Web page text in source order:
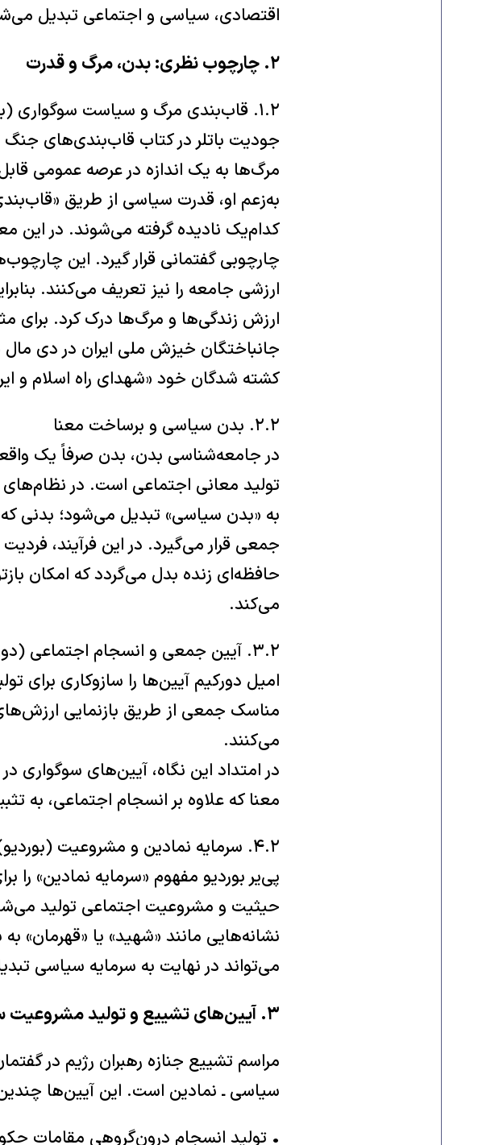
اقتصادی، سیاسی و اجتماعی تبدیل
۲. چارچوب نظری: بدن، مرگ و قدرت
۱.۲. قاب‌بندی مرگ و سیاست سوگواری (باتلر)
به‌زعم او، قدرت سیاسی از طریق
کدام‌یک نادیده گرفته می‌شوند. در این
چارچوبی گفتمانی قرار گیرد. این
ارزشی جامعه را نیز تعریف می‌کنند.
ارزش زندگی‌ها و مرگ‌ها درک کرد. برای
کشته شدگان خود «شهدای راه اسلام و
۲.۲. بدن سیاسی و برساخت معنا
در جامعه‌شناسی بدن، بدن صرفاً یک
تولید معانی اجتماعی است. در
به «بدن سیاسی» تبدیل می‌شود؛ بدنی
جمعی قرار می‌گیرد. در این فرآیند،
حافظه‌ای زنده بدل می‌گردد که امکان
می‌کند.
۳.۲. آیین جمعی و انسجام اجتماعی (دورکیم)
مناسک جمعی از طریق بازنمایی
می‌کنند.
در امتداد این نگاه، آیین‌های سوگواری
معنا که علاوه بر انسجام اجتماعی، به
۴.۲. سرمایه نمادین و مشروعیت (بوردیو)
پی‌یر بوردیو مفهوم «سرمایه نمادین» را
نشانه‌هایی مانند «شهید» یا «قهرمان»
می‌تواند در نهایت به سرمایه سیاسی
۳. آیین‌های تشییع و تولید مشروعیت سیاسی
مراسم تشییع جنازه رهبران رژیم در
سیاسی ـ نمادین است. این آیین‌ها چندین
• تولید انسجام درون‌گروهی مقامات